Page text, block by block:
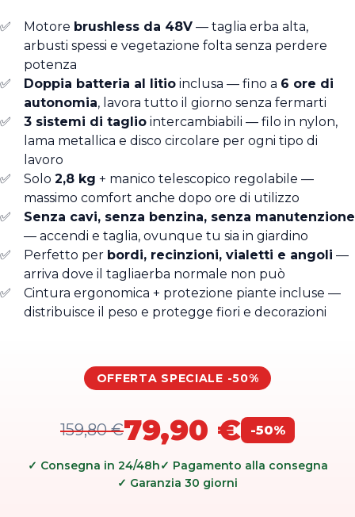
Motore brushless da 48V— taglia erba alta,
arbusti spessi e vegetazione folta senza perdere
potenza
Doppia batteria al litioinclusa — fino a 6 ore di
autonomia, lavora tutto il giorno senza fermarti
3 sistemi di tagliointercambiabili — filo in nylon,
lama metallica e disco circolare per ogni tipo di
lavoro
Solo 2,8 kg + manico telescopico regolabile —
massimo comfort anche dopo ore di utilizzo
Senza cavi, senza benzina, senza manutenzione
— accendi e taglia, ovunque tu sia in giardino
Perfetto per bordi, recinzioni, vialetti e angoli —
arriva dove il tagliaerba normale non può
Cintura ergonomica + protezione piante incluse —
distribuisce il peso e protegge fiori e decorazioni
OFFERTA SPECIALE -50%
159,80 €79,90 € -50%
✓ Consegna in 24/48h✓ Pagamento alla consegna
✓ Garanzia 30 giorni